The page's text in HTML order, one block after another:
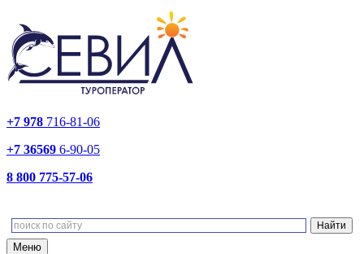
+7 978 716-81-06
+7 36569 6-90-05
8 800 775-57-06
Меню